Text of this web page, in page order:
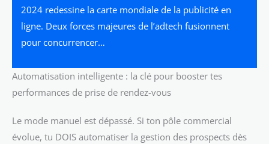
2024 redessine la carte mondiale de la publicité en
ligne. Deux forces majeures de l’adtech fusionnent
pour concurrencer…
Automatisation intelligente : la clé pour booster tes
performances de prise de rendez-vous
Le mode manuel est dépassé. Si ton pôle commercial
évolue, tu DOIS automatiser la gestion des prospects dès